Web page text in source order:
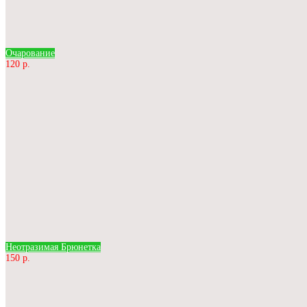
Очарование
120 р.
Неотразимая Брюнетка
150 р.